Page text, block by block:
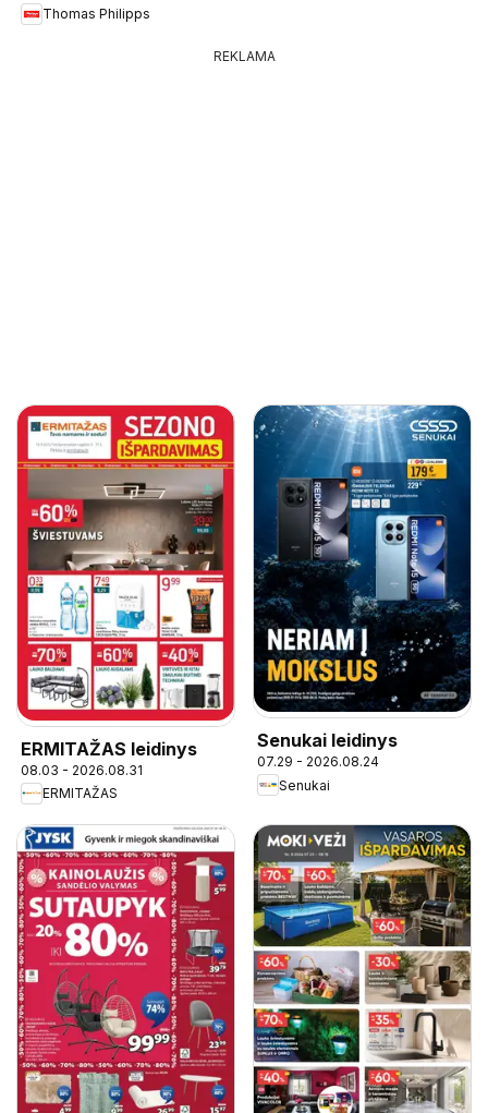
Thomas Philipps
REKLAMA
ERMITAŽAS leidinys
08.03 - 2026.08.31
ERMITAŽAS
Senukai leidinys
07.29 - 2026.08.24
Senukai